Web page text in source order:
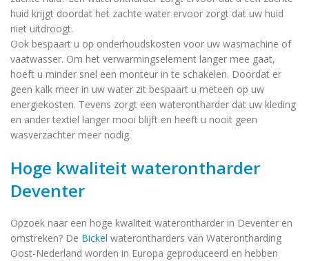
huid krijgt doordat het zachte water ervoor zorgt dat uw huid
niet uitdroogt.
Ook bespaart u op onderhoudskosten voor uw wasmachine of
vaatwasser. Om het verwarmingselement langer mee gaat,
hoeft u minder snel een monteur in te schakelen. Doordat er
geen kalk meer in uw water zit bespaart u meteen op uw
energiekosten. Tevens zorgt een waterontharder dat uw kleding
en ander textiel langer mooi blijft en heeft u nooit geen
wasverzachter meer nodig.
Hoge kwaliteit waterontharder
Deventer
Opzoek naar een hoge kwaliteit waterontharder in Deventer en
omstreken? De Bickel waterontharders van Waterontharding
Oost-Nederland worden in Europa geproduceerd en hebben